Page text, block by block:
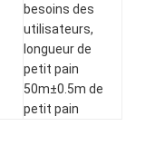
besoins des
utilisateurs,
longueur de
petit pain
50m±0.5m de
petit pain